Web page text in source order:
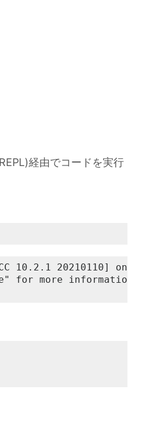
経由でコードを実行
10.2.1 20210110] on linux
for more information.